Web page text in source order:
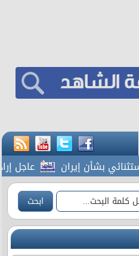
بشأن إيران عاجل إرادة